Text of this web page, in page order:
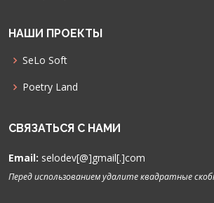
НАШИ ПРОЕКТЫ
SeLo Soft
Poetry Land
СВЯЗАТЬСЯ С НАМИ
Email: selodev[@]gmail[.]com
Перед использованием удалите квадратные